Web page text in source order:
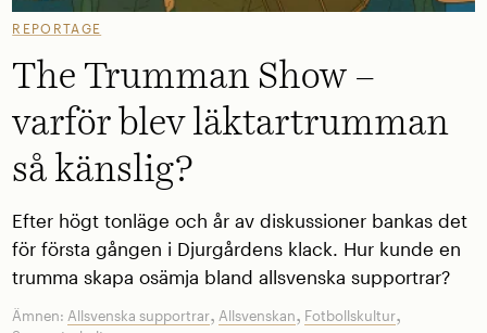
REPORTAGE
The Trumman Show –
varför blev läktartrumman
så känslig?
Efter högt tonläge och år av diskussioner bankas det
för första gången i Djurgårdens klack. Hur kunde en
trumma skapa osämja bland allsvenska supportrar?
Ämnen: Allsvenska supportrar, Allsvenskan, Fotbollskultur,